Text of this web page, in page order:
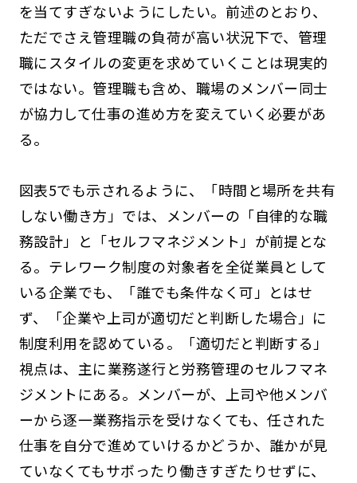
を当てすぎないようにしたい。前述のとおり、
ただでさえ管理職の負荷が高い状況下で、管理
職にスタイルの変更を求めていくことは現実的
ではない。管理職も含め、職場のメンバー同士
が協力して仕事の進め方を変えていく必要があ
る。
図表5でも示されるように、「時間と場所を共有
しない働き方」では、メンバーの「自律的な職
務設計」と「セルフマネジメント」が前提とな
る。テレワーク制度の対象者を全従業員として
いる企業でも、「誰でも条件なく可」とはせ
ず、「企業や上司が適切だと判断した場合」に
制度利用を認めている。「適切だと判断する」
視点は、主に業務遂行と労務管理のセルフマネ
ジメントにある。メンバーが、上司や他メンバ
ーから逐一業務指示を受けなくても、任された
仕事を自分で進めていけるかどうか、誰かが見
ていなくてもサボったり働きすぎたりせずに、